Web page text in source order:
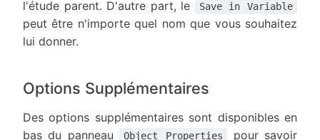
l'étude parent. D'autre part, le
Save in Variable
peut être n'importe quel nom que vous souhaitez
lui donner.
Options Supplémentaires
Des options supplémentaires sont disponibles en
bas du panneau
Object Properties
pour savoir